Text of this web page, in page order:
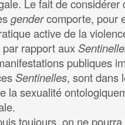
Le fait de considérer
gendercomporte, pour
active de la
rapport aux
publiques
Sentinelles, sont dans
la sexualité
toujours, on ne